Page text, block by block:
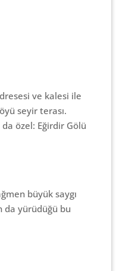
ve kalesi ile
seyir terası.
özel: Eğirdir Gölü
büyük saygı
da yürüdüğü bu